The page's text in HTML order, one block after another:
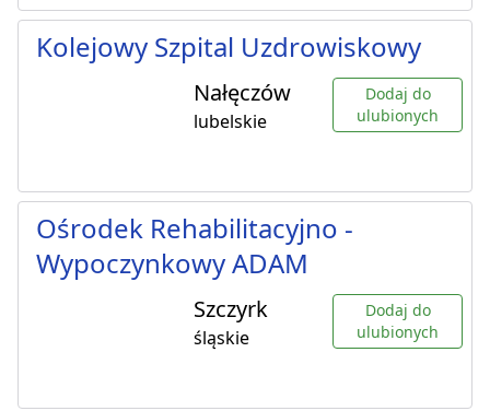
Kolejowy Szpital Uzdrowiskowy
Nałęczów
lubelskie
Dodaj do
ulubionych
Ośrodek Rehabilitacyjno -
Wypoczynkowy ADAM
Szczyrk
śląskie
Dodaj do
ulubionych